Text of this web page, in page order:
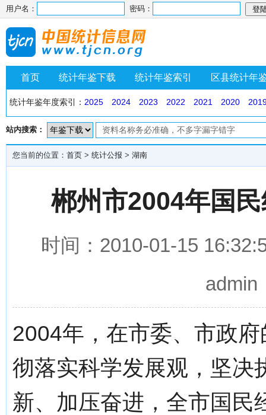
用户名： 密码：
首页 统计年鉴下载 统计年鉴索引 区县统计年
统计年鉴年度索引： 2025 2024 2023 2022 2021 2020
站内搜索：
您当前的位置： 首页 > 统计公报 > 湖南
郴州市2004年国
时间：2010-01-15
2004年，在市委、市政
彻落实科学发展观，坚决
新、加压奋进，全市国民